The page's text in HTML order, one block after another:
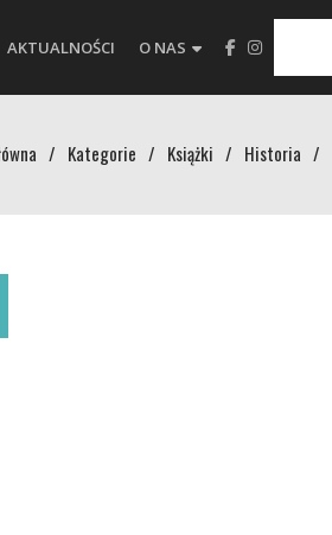
AKTUALNOŚCI O NAS
/ Kategorie / Książki / Historia /